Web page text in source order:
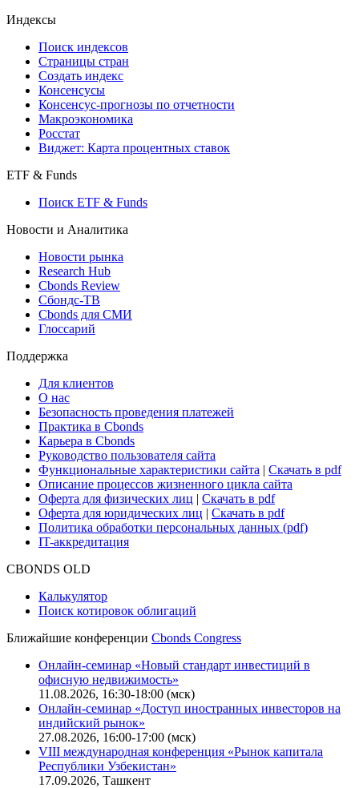
Индексы
Поиск индексов
Страницы стран
Создать индекс
Консенсусы
Консенсус-прогнозы по отчетности
Макроэкономика
Росстат
Виджет: Карта процентных ставок
ETF & Funds
Поиск ETF & Funds
Новости и Аналитика
Новости рынка
Research Hub
Cbonds Review
Сбондс-ТВ
Cbonds для СМИ
Глоссарий
Поддержка
Для клиентов
О нас
Безопасность проведения платежей
Практика в Cbonds
Карьера в Cbonds
Руководство пользователя сайта
Функциональные характеристики сайта | Скачать в pdf
Описание процессов жизненного цикла сайта
Оферта для физических лиц | Скачать в pdf
Оферта для юридических лиц | Скачать в pdf
Политика обработки персональных данных (pdf)
IT-аккредитация
CBONDS OLD
Калькулятор
Поиск котировок облигаций
Ближайшие конференции Cbonds Congress
Онлайн-семинар «Новый стандарт инвестиций в
офисную недвижимость»
11.08.2026, 16:30-18:00 (мск)
Онлайн-семинар «Доступ иностранных инвесторов на
индийский рынок»
27.08.2026, 16:00-17:00 (мск)
VIII международная конференция «Рынок капитала
Республики Узбекистан»
17.09.2026, Ташкент